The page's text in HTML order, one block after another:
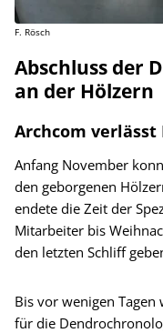
F. Rösch
Abschluss der
an der Hölzern
Archcom verlässt
Anfang November
den geborgenen
endete die Zeit der
Mitarbeiter bis
den letzten Schliff
Bis vor wenigen
für die